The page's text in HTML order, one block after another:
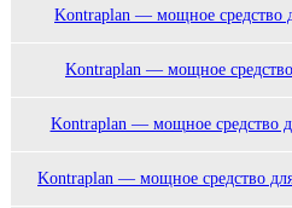
Kontraplan — мощное средство
Kontraplan — мощное
Kontraplan — мощное средство
Kontraplan — мощное средство